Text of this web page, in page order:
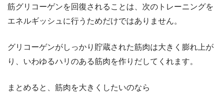
筋グリコーゲンを回復されることは、次のトレーニングを
エネルギッシュに行うためだけではありません。
グリコーゲンがしっかり貯蔵された筋肉は大きく膨れ上が
り、いわゆるハリのある筋肉を作りだしてくれます。
まとめると、筋肉を大きくしたいのなら